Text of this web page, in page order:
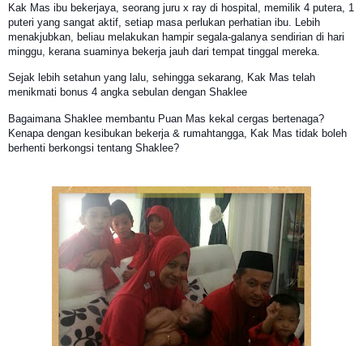
Kak Mas ibu bekerjaya, seorang juru x ray di hospital, memilik 4 putera, 1
puteri yang sangat aktif, setiap masa perlukan perhatian ibu. Lebih
menakjubkan, beliau melakukan hampir segala-galanya sendirian di hari
minggu, kerana suaminya bekerja jauh dari tempat tinggal mereka.
Sejak lebih setahun yang lalu, sehingga sekarang, Kak Mas telah
menikmati bonus 4 angka sebulan dengan Shaklee
Bagaimana Shaklee membantu Puan Mas kekal cergas bertenaga?
Kenapa dengan kesibukan bekerja & rumahtangga, Kak Mas tidak boleh
berhenti berkongsi tentang Shaklee?